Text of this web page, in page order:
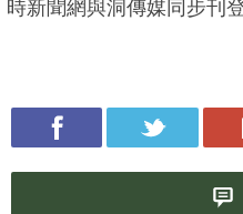
時新聞網與洞傳媒同步刊登